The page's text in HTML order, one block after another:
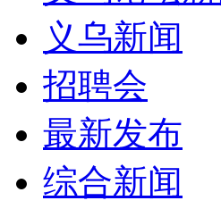
义乌新闻
招聘会
最新发布
综合新闻